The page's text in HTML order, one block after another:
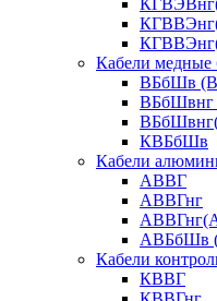
Кабели медные
ВБбШв
КВБбШв
Кабели
АВВГ
АВВГнг
АВБбШв
Кабели
КВВГ